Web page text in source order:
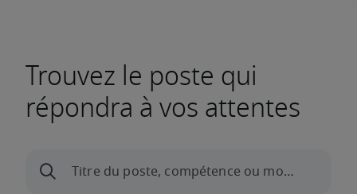
Trouvez le poste qui
répondra à vos attentes